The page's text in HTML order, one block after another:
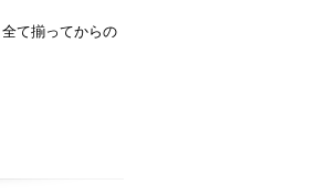
て揃ってからの